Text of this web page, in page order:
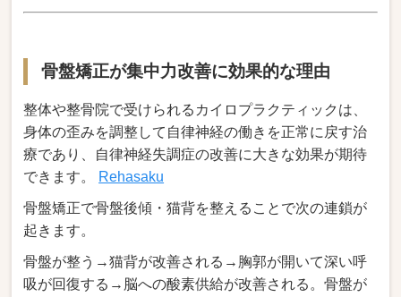
骨盤矯正が集中力改善に効果的な理由
整体や整骨院で受けられるカイロプラクティックは、
身体の歪みを調整して自律神経の働きを正常に戻す治
療であり、自律神経失調症の改善に大きな効果が期待
できます。
Rehasaku
骨盤矯正で骨盤後傾・猫背を整えることで次の連鎖が
起きます。
骨盤が整う→猫背が改善される→胸郭が開いて深い呼
吸が回復する→脳への酸素供給が改善される。骨盤が